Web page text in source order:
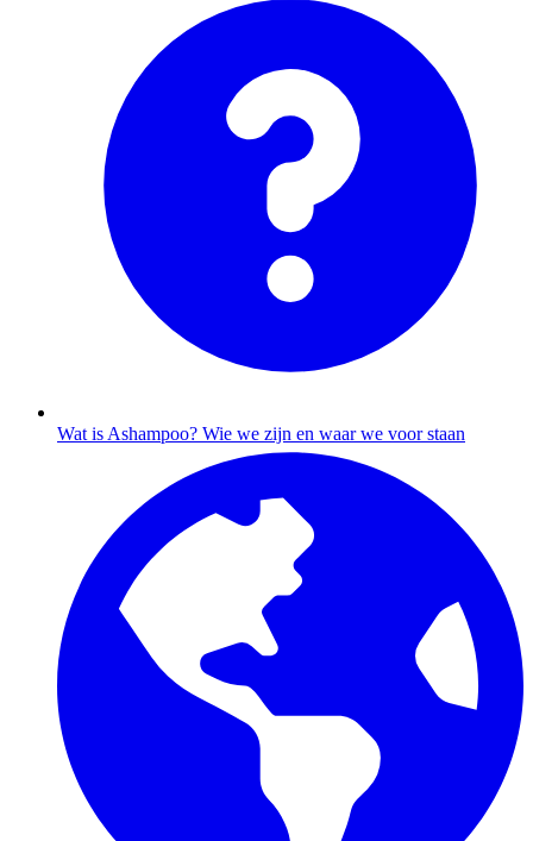
Wat is Ashampoo? Wie we zijn en waar we voor staan